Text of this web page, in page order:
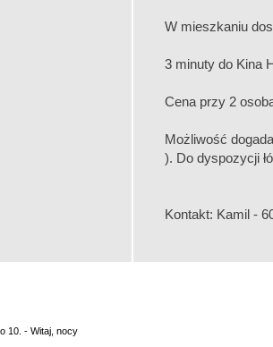
W mieszkaniu
3 minuty do Kina
Cena przy 2
Możliwość
). Do dyspozycji
Kontakt: Kamil -
10. - Witaj, nocy